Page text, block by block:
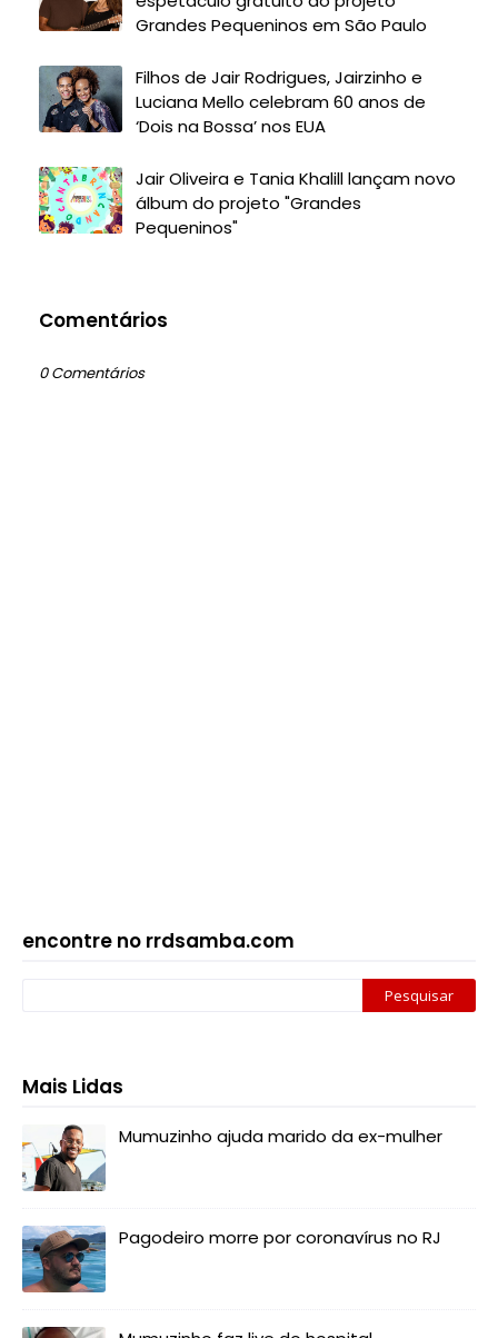
Grandes Pequeninos em São Paulo
Filhos de Jair Rodrigues, Jairzinho e
Luciana Mello celebram 60 anos de
‘Dois na Bossa’ nos EUA
Jair Oliveira e Tania Khalill lançam novo
álbum do projeto "Grandes
Pequeninos"
Comentários
0 Comentários
encontre no rrdsamba.com
Mais Lidas
Mumuzinho ajuda marido da ex-mulher
Pagodeiro morre por coronavírus no RJ